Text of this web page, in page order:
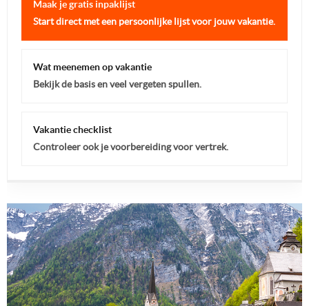
Maak je gratis inpaklijst
Start direct met een persoonlijke lijst voor jouw vakantie.
Wat meenemen op vakantie
Bekijk de basis en veel vergeten spullen.
Vakantie checklist
Controleer ook je voorbereiding voor vertrek.